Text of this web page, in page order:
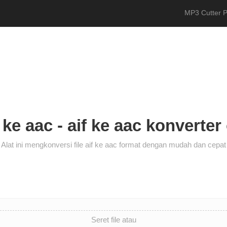
MP3 Cutter
aac - aif ke aac
Alat ini mengkonversi file aif ke aac format dengan mudah dan cepat
Seret file atau